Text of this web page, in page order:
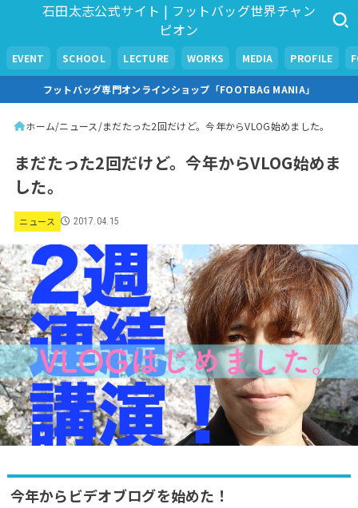
石田太志公式サイト | フットバッグ世界チャン
ピオン
EVENT SCHOOL LECTURE WORKS MEDIA PROFILE
フットバッグ専門オンラインショップ「FOOTBAG MANIA」
ホーム ニュース まだたった2回だけど。今年からVLOG始めました。
まだたった2回だけど。今年からVLOG始めま
した。
ニュース 2017.04.15
今年からビデオブログを始めた！